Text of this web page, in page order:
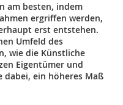
am besten, indem
ergriffen werden,
erst entstehen.
Umfeld des
wie die Künstliche
Eigentümer und
dabei, ein höheres Maß